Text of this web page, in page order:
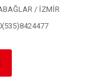
/ İZMİR